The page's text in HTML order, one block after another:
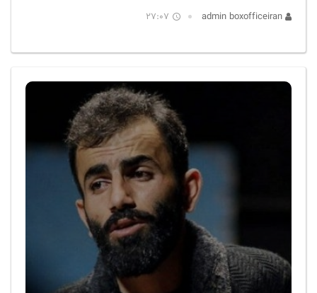
27:07